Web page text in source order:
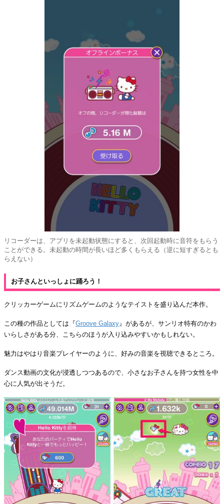
リコーダーは、アプリを未起動状態にすると、次回起動時に音符をもらう
ことができる。未起動の時間が長いほど多くもらえる（逆に短すぎるとも
らえない）
お子さんといっしょに踊ろう！
クリッカーゲームにリズムゲームのようなテイストを盛り込んだ本作。
この種の作品としては『Groove Galaxy 』があるが、サンリオ特有のかわ
いらしさがある分、こちらのほうが入り込みやすいかもしれない。
魅力はやはり音楽プレイヤーのように、好みの音楽を視聴できるところ。
ダンス動画の文化が浸透しつつあるので、小さなお子さんを持つ女性を中
心に人気が出そうだ。